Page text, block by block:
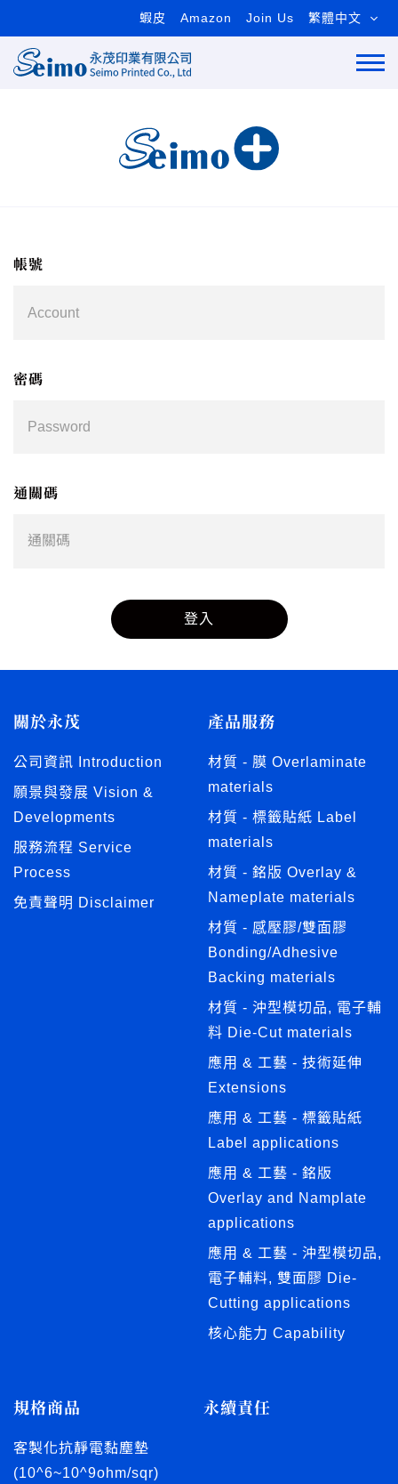
蝦皮 Amazon Join Us 繁體中文
帳號
密碼
通關碼
登入
關於永茂
公司資訊 Introduction
願景與發展 Vision &
Developments
服務流程 Service
Process
免責聲明 Disclaimer
產品服務
材質 - 膜 Overlaminate
materials
材質 - 標籤貼紙 Label
materials
材質 - 銘版 Overlay &
Nameplate materials
材質 - 感壓膠/雙面膠
Bonding/Adhesive
Backing materials
材質 - 沖型模切品, 電子輔
料 Die-Cut materials
應用 & 工藝 - 技術延伸
Extensions
應用 & 工藝 - 標籤貼紙
Label applications
應用 & 工藝 - 銘版
Overlay and Namplate
applications
應用 & 工藝 - 沖型模切品,
電子輔料, 雙面膠 Die-
Cutting applications
核心能力 Capability
規格商品
客製化抗靜電黏塵墊
(10^6~10^9ohm/sqr)
永續責任